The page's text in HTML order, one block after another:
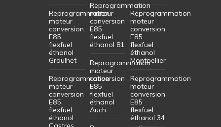
Reprogrammation
moteur
conversion
E85
flexfuel
éthanol
Graulhet
Reprogrammation
moteur
conversion
E85
flexfuel
éthanol
Reprogrammation
moteur
conversion
E85
flexfuel
éthanol 81
Reprogrammation
moteur
conversion
E85
flexfuel
éthanol
Auch
Reprogrammation
moteur
conversion
E85
flexfuel
éthanol
Montpellier
Reprogrammation
moteur
conversion
E85
flexfuel
éthanol 34